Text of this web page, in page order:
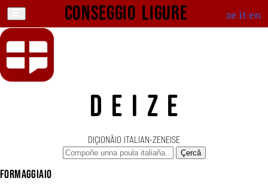
Conseggio ligure ze iten
DEIZE
DIÇIONÄIO ITALIAN-ZENEISE
Çercâ
formaggiaio